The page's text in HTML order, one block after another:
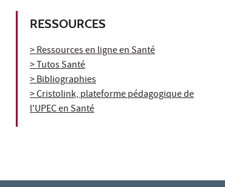
RESSOURCES
> Ressources en ligne en Santé
> Tutos Santé
> Bibliographies
> Cristolink, plateforme pédagogique de
l'UPEC en Santé